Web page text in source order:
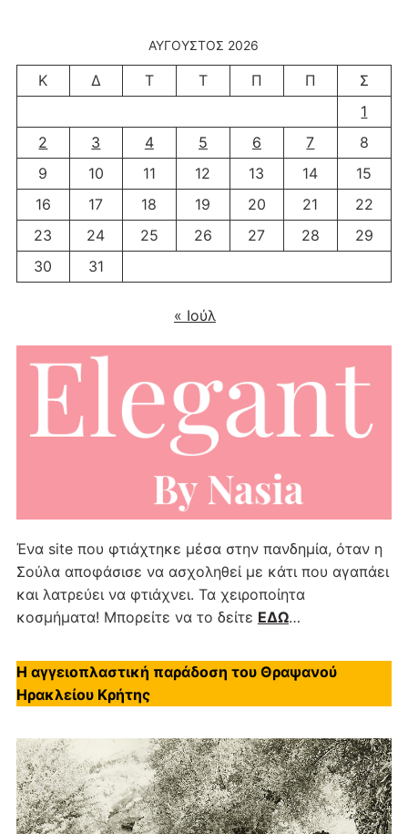
ΑΎΓΟΥΣΤΟΣ 2026
Κ Δ Τ Τ Π Π
Σ
1
2
3 4 5 6 7
8
9
10 11 12 13 14
15
16
17 18 19 20 21
22
23
24 25 26 27 28
29
30
31
« Ιούλ
Ένα site που φτιάχτηκε μέσα στην πανδημία, όταν η
Σούλα αποφάσισε να ασχοληθεί με κάτι που αγαπάει
και λατρεύει να φτιάχνει. Τα χειροποίητα
κοσμήματα! Μπορείτε να το δείτε ΕΔΩ…
Η αγγειοπλαστική παράδοση του Θραψανού
Ηρακλείου Κρήτης